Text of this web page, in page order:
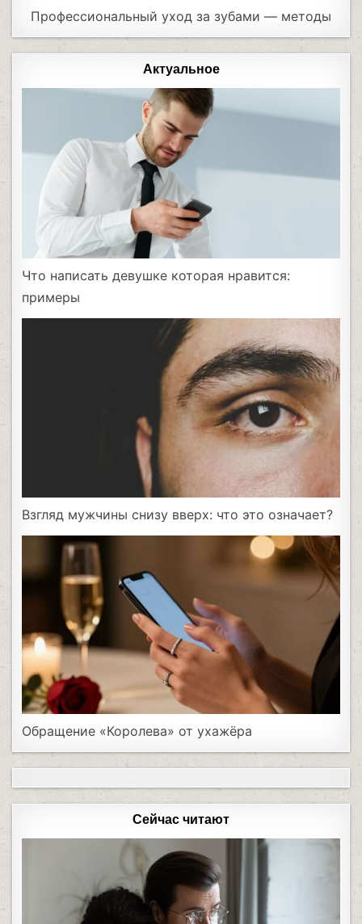
Профессиональный уход за зубами — методы
Актуальное
Что написать девушке которая нравится:
примеры
Взгляд мужчины снизу вверх: что это означает?
Обращение «Королева» от ухажёра
Сейчас читают